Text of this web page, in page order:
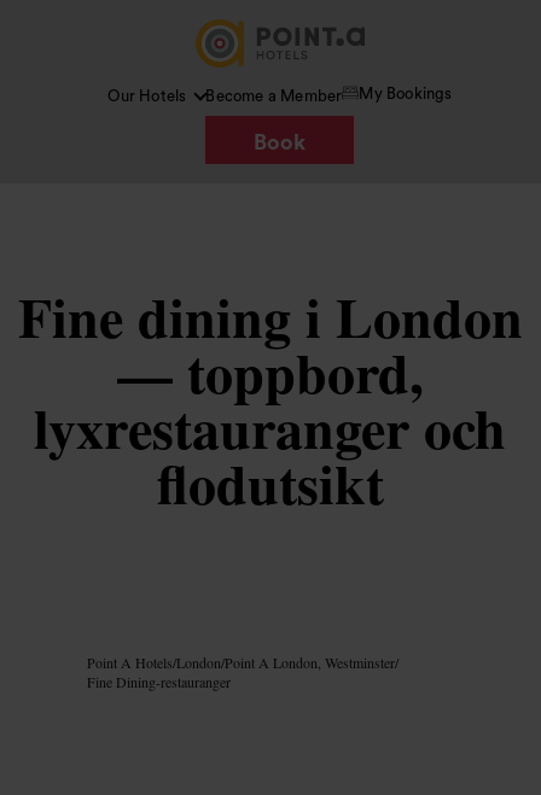
Our Hotels Become a Member My Bookings
Book
Fine dining i London
— toppbord,
lyxrestauranger och
flodutsikt
Point A Hotels/London/Point A London, Westminster/
Fine Dining-restauranger